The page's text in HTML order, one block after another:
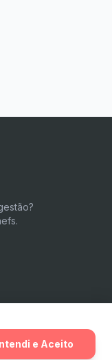
e Aceito